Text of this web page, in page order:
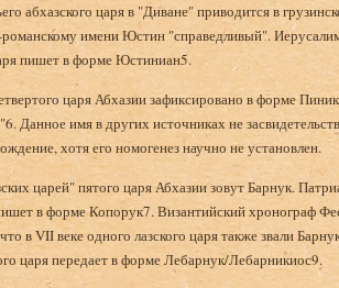
абхазского царя в "Диване" приводится в
романскому имени Юстин "справедливый".
пишет в форме Юстиниан5.
царя Абхазии зафиксировано в форме
Данное имя в других источниках не
хотя его номогенез научно не установлен.
царей" пятого царя Абхазии зовут Барнук.
в форме Копорук7. Византийский хронограф
в VII веке одного лазского царя также звали
царя передает в форме Лебарнук/Лебарникиос9.